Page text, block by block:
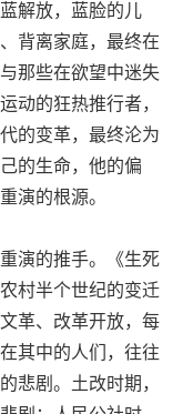
解放，蓝脸的儿
背离家庭，最终在
那些在欲望中迷失
动的狂热推行者，
的变革，最终沦为
的生命，他的偏
演的根源。
演的推手。《生死
村半个世纪的变迁
革、改革开放，每
其中的人们，往往
悲剧。土改时期，